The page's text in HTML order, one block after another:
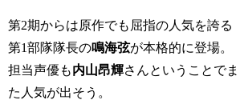
第2期からは原作でも屈指の人気を誇る
第1部隊隊長の鳴海弦が本格的に登場。
担当声優も内山昂輝さんということでま
た人気が出そう。